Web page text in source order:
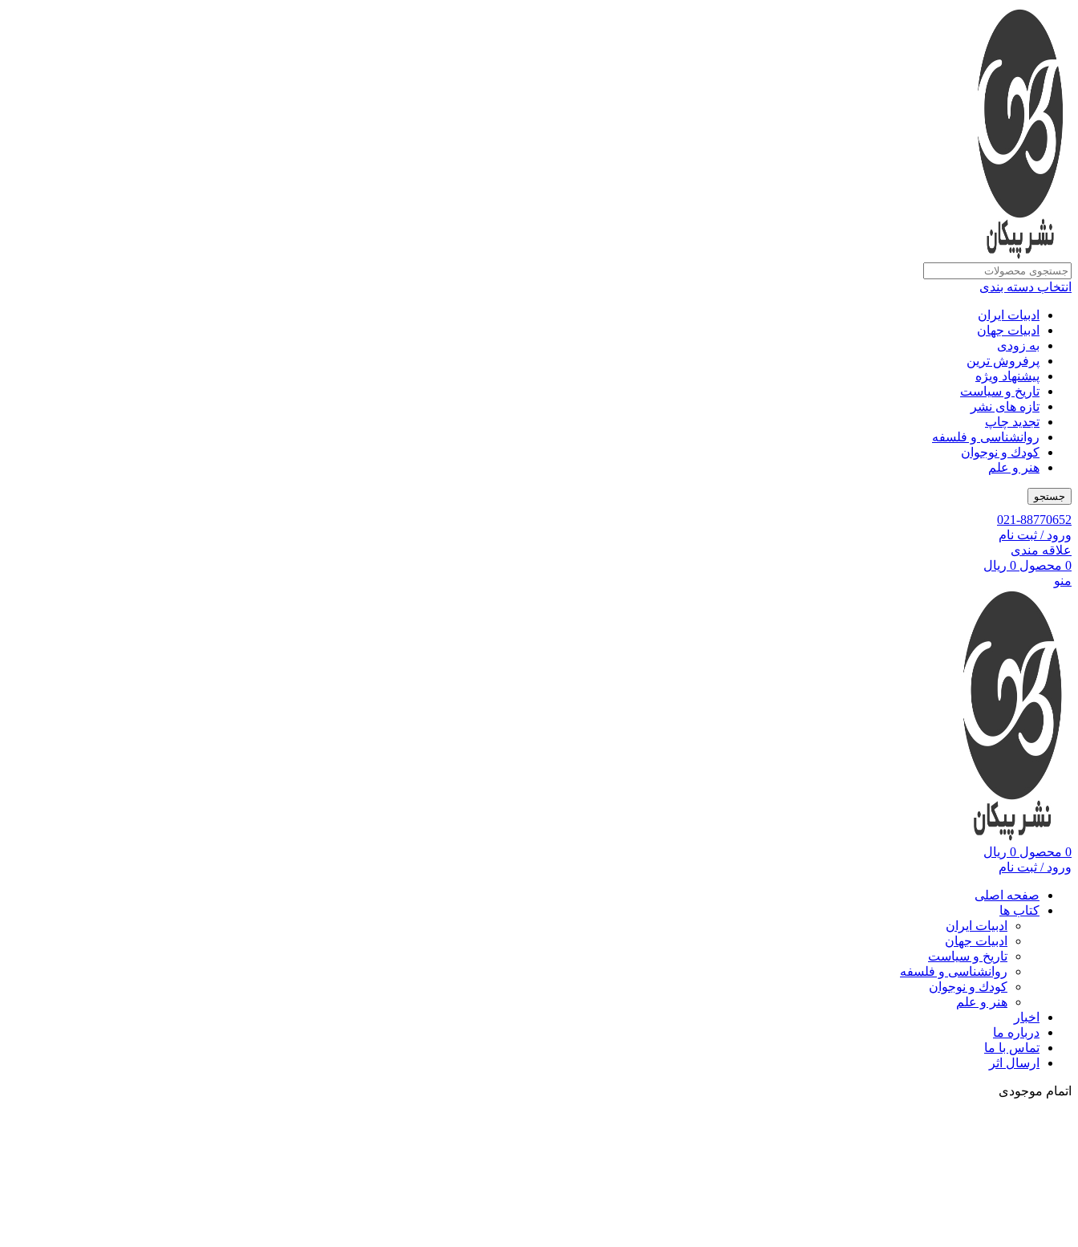
انتخاب دسته بندی
ادبیات ایران
ادبیات جهان
به زودی
پرفروش ترین
پیشنهاد ویژه
تاریخ و سیاست
تازه های نشر
تجدید چاپ
روانشناسی و فلسفه
کودك و نوجوان
هنر و علم
جستجو
021-88770652
ورود / ثبت نام
علاقه مندی
0 محصول 0 ریال
منو
0 محصول 0 ریال
ورود / ثبت نام
صفحه اصلی
کتاب ها
ادبیات ایران
ادبیات جهان
تاریخ و سیاست
روانشناسی و فلسفه
کودك و نوجوان
هنر و علم
اخبار
درباره ما
تماس با ما
ارسال اثر
اتمام موجودی